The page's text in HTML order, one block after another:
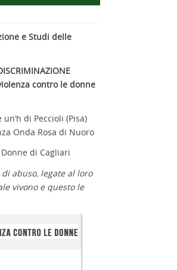
e Studi delle
contro le donne
di Peccioli (Pisa)
Onda Rosa di Nuoro
di Cagliari
abuso, legate al loro
vivono e questo le